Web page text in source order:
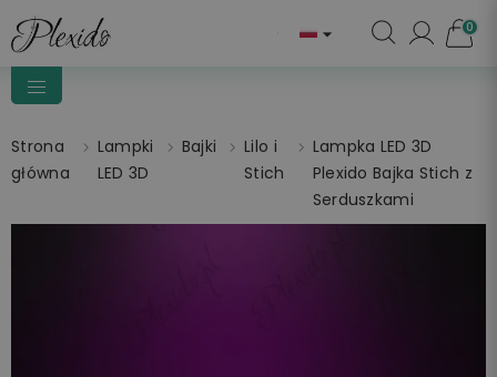
 0
Strona
główna
Lampki
LED 3D
Bajki
Lilo i
Stich
Lampka LED 3D
Plexido Bajka Stich z
Serduszkami